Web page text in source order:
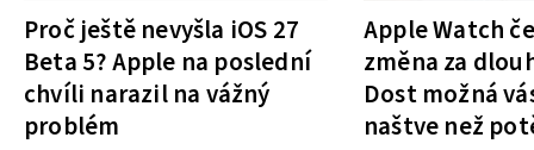
Proč ještě nevyšla iOS 27
Beta 5? Apple na poslední
chvíli narazil na vážný
problém
Apple Watch
změna za
Dost možná
naštve než